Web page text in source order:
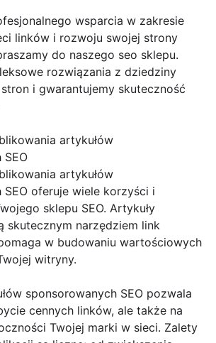
wsparcia w zakresie
linków i rozwoju swojej strony
do naszego seo sklepu.
rozwiązania z dziedziny
i gwarantujemy skuteczność
artykułów
artykułów
SEO oferuje wiele korzyści i
sklepu SEO. Artykuły
skutecznym narzędziem link
w budowaniu wartościowych
witryny.
sponsorowanych SEO pozwala
cennych linków, ale także na
Twojej marki w sieci. Zalety